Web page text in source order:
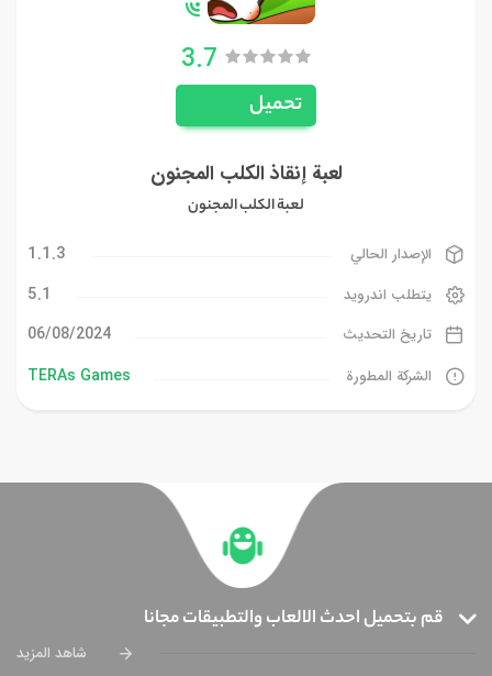
3.7
تحميل
لعبة إنقاذ الكلب المجنون
لعبة الكلب المجنون
الإصدار الحالي 1.1.3
يتطلب اندرويد 5.1
تاريخ التحديث 06/08/2024
الشركة المطورة TERAs Games
قم بتحميل احدث الالعاب والتطبيقات مجانا
شاهد المزيد